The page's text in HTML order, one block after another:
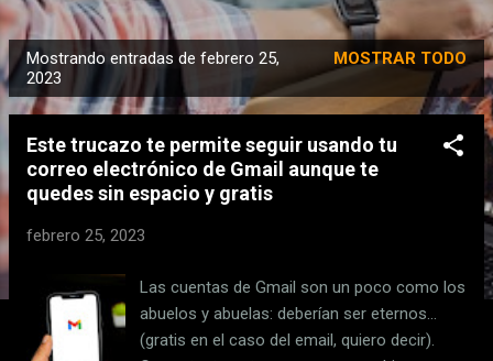
E
n
Mostrando entradas de febrero 25,
2023
MOSTRAR TODO
Este trucazo te permite seguir usando tu
correo electrónico de Gmail aunque te
quedes sin espacio y gratis
febrero 25, 2023
Las cuentas de Gmail son un poco como los
abuelos y abuelas: deberían ser eternos...
(gratis en el caso del email, quiero decir).